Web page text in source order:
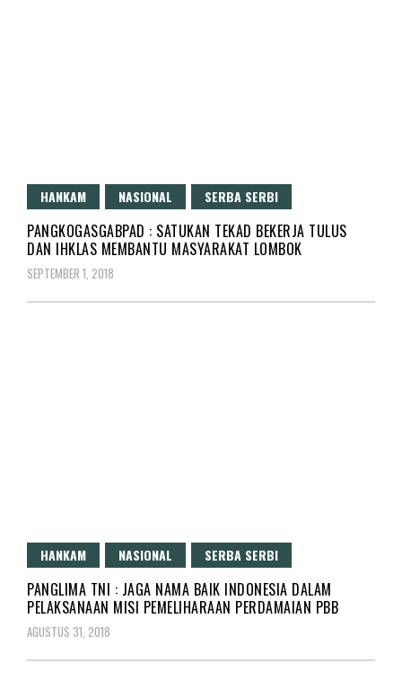
HANKAM NASIONAL SERBA SERBI
PANGKOGASGABPAD : SATUKAN TEKAD BEKERJA TULUS
DAN IHKLAS MEMBANTU MASYARAKAT LOMBOK
SEPTEMBER 1, 2018
HANKAM NASIONAL SERBA SERBI
PANGLIMA TNI : JAGA NAMA BAIK INDONESIA DALAM
PELAKSANAAN MISI PEMELIHARAAN PERDAMAIAN PBB
AGUSTUS 31, 2018